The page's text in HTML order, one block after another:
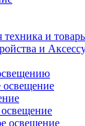
и
и
освещение